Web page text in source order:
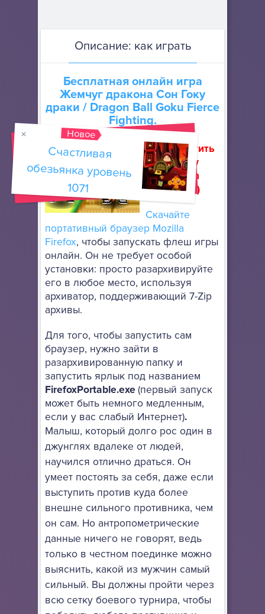
Описание: как играть
Бесплатная онлайн игра
Жемчуг дракона Сон Гоку
драки / Dragon Ball Goku Fierce
Fighting.
Как запустить
флеш игру
(How to run
flash game)
Скачайте
портативный браузер Mozilla
Firefox, чтобы запускать флеш игры
онлайн. Он не требует особой
установки: просто разархивируйте
его в любое место, используя
архиватор, поддерживающий 7-Zip
архивы.
Для того, чтобы запустить сам
браузер, нужно зайти в
разархивированную папку и
запустить ярлык под названием
FirefoxPortable.exe(первый запуск
может быть немного медленным,
если у вас слабый Интернет).
Малыш, который долго рос один в
джунглях вдалеке от людей,
научился отлично драться. Он
умеет постоять за себя, даже если
выступить против куда более
внешне сильного противника, чем
он сам. Но антропометрические
данные ничего не говорят, ведь
только в честном поединке можно
выяснить, какой из мужчин самый
сильный. Вы должны пройти через
всю сетку боевого турнира, чтобы
Новое
Счастливая
обезьянка уровень
1071